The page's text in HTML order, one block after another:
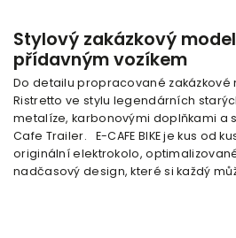
Stylový zakázkový
přídavným vozíkem
Do detailu propracované zakázkové
Ristretto ve stylu legendárních
metalíze, karbonovými doplňkami a
Cafe Trailer. E-CAFE BIKE je kus od
originální elektrokolo,
nadčasový design, které si každý